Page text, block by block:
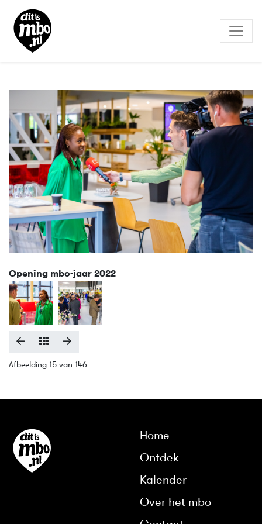
Opening mbo-jaar 2022
Afbeelding 15 van 146
Home
Ontdek
Kalender
Over het mbo